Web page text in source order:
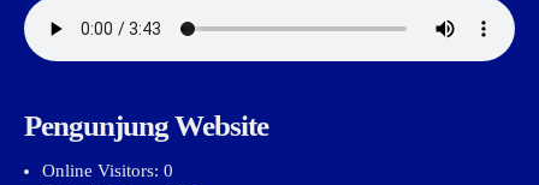
Pengunjung Website
Online Visitors: 0